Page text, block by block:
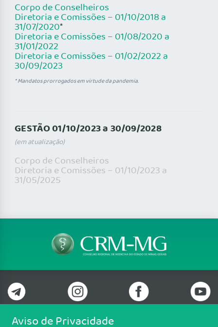
Corpo de Conselheiros
Diretoria e Comissões – 01/10/2018 a
31/07/2020*
Diretoria e Comissões – 01/08/2020 a
31/01/2022
Diretoria e Comissões – 01/02/2022 a
30/09/2023
* Mandatos prorrogados em virtude da pandemia.
GESTÃO 01/10/2023 a 30/09/2028
(em atualização)
Corpo de Conselheiros
Diretoria e Comissões – 01/10/2023 a
31/05/2025
Aviso de Privacidade